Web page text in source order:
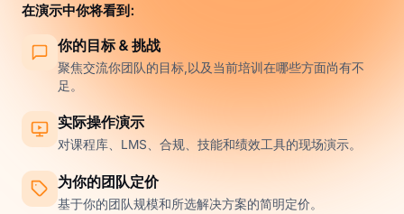
在演示中你将看到:
你的目标 & 挑战
聚焦交流你团队的目标,以及当前培训在哪些方面尚有不
足。
实际操作演示
对课程库、LMS、合规、技能和绩效工具的现场演示。
为你的团队定价
基于你的团队规模和所选解决方案的简明定价。